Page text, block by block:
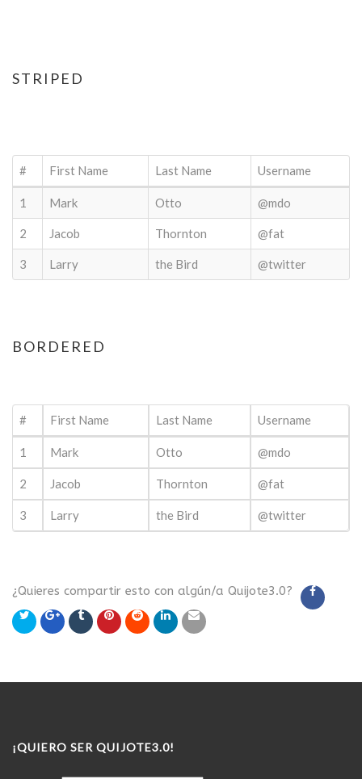
STRIPED
# First Name Last Name Username
1 Mark Otto @mdo
2 Jacob Thornton @fat
3 Larry the Bird @twitter
BORDERED
# First Name Last Name Username
1 Mark Otto @mdo
2 Jacob Thornton @fat
3 Larry the Bird @twitter
¿Quieres compartir esto con algún/a Quijote3.0?
¡QUIERO SER QUIJOTE3.0!